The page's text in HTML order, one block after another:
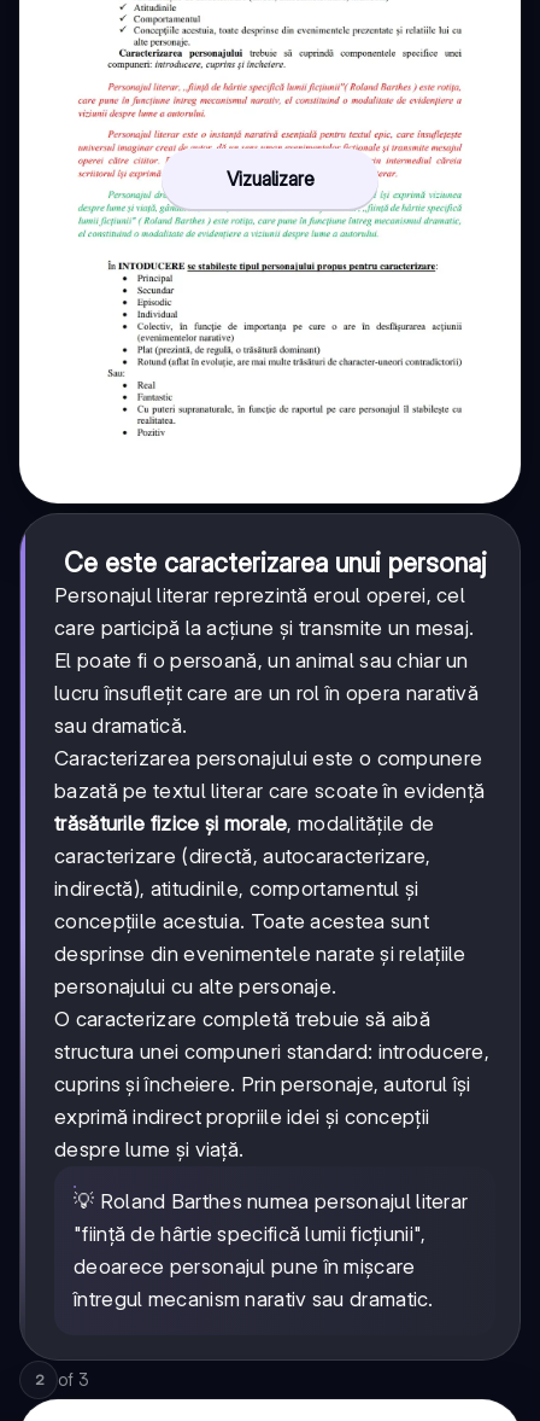
Vizualizare
Ce este caracterizarea unui personaj
Personajul literar reprezintă eroul operei, cel
care participă la acțiune și transmite un mesaj.
El poate fi o persoană, un animal sau chiar un
lucru însuflețit care are un rol în opera narativă
sau dramatică.
Caracterizarea personajului este o compunere
bazată pe textul literar care scoate în evidență
trăsăturile fizice și morale, modalitățile de
caracterizare (directă, autocaracterizare,
indirectă), atitudinile, comportamentul și
concepțiile acestuia. Toate acestea sunt
desprinse din evenimentele narate și relațiile
personajului cu alte personaje.
O caracterizare completă trebuie să aibă
structura unei compuneri standard: introducere,
cuprins și încheiere. Prin personaje, autorul își
exprimă indirect propriile idei și concepții
despre lume și viață.
💡 Roland Barthes numea personajul literar
"ființă de hârtie specifică lumii ficțiunii",
deoarece personajul pune în mișcare
întregul mecanism narativ sau dramatic.
2 of 3